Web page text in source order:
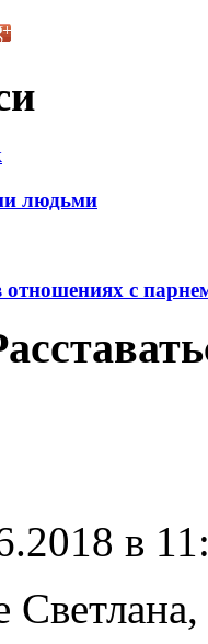
людьми
отношениях с
в